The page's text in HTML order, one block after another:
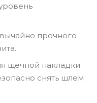
прочного
щечной накладки
снять шлем